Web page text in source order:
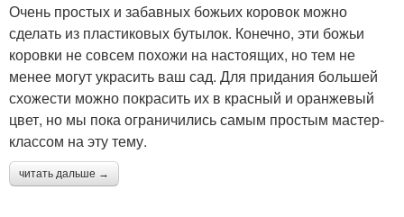
Очень простых и забавных божьих коровок можно
сделать из пластиковых бутылок. Конечно, эти божьи
коровки не совсем похожи на настоящих, но тем не
менее могут украсить ваш сад. Для придания большей
схожести можно покрасить их в красный и оранжевый
цвет, но мы пока ограничились самым простым мастер-
классом на эту тему.
читать дальше →